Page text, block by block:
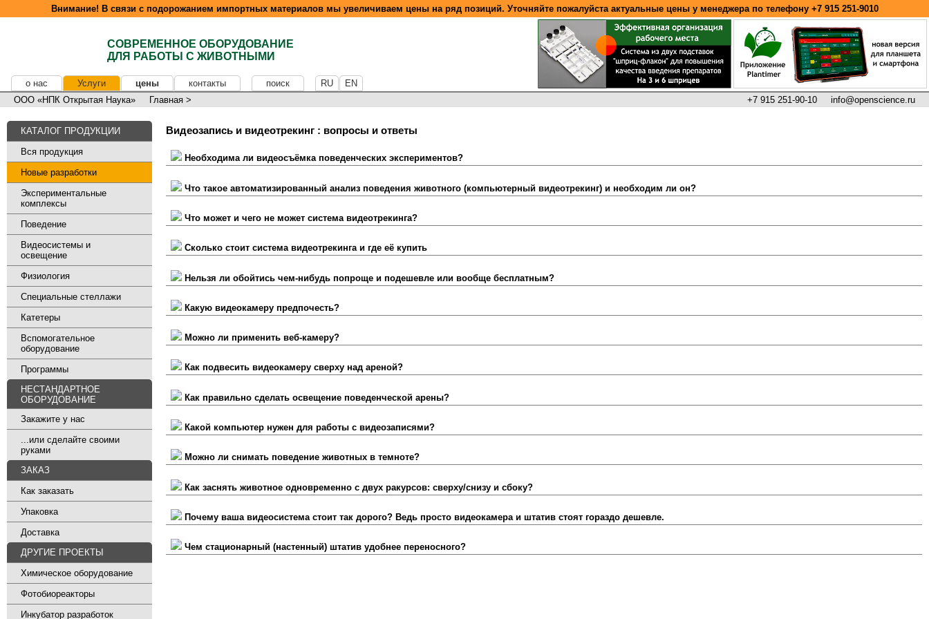
Внимание! В связи с подорожанием импортных материалов мы увеличиваем цены на ряд позиций. Уточняйте пожалуйста актуальные цены у менеджера по телефону +7 915 251-9010
СОВРЕМЕННОЕ ОБОРУДОВАНИЕ
ДЛЯ РАБОТЫ С ЖИВОТНЫМИ
о нас Услуги цены контакты поиск RU
EN
info@openscience.ru
+7 915 251-90-10
ООО «НПК Открытая Наука» Главная >
КАТАЛОГ ПРОДУКЦИИ
Вся продукция
Новые разработки
Экспериментальные
комплексы
Поведение
Видеосистемы и
освещение
Физиология
Специальные стеллажи
Катетеры
Вспомогательное
оборудование
Программы
НЕСТАНДАРТНОЕ
ОБОРУДОВАНИЕ
Закажите у нас
...или сделайте своими
руками
ЗАКАЗ
Как заказать
Упаковка
Доставка
ДРУГИЕ ПРОЕКТЫ
Химическое оборудование
Фотобиореакторы
Инкубатор разработок
Видеозапись и видеотрекинг : вопросы и ответы
Необходима ли видеосъёмка поведенческих экспериментов?
Что такое автоматизированный анализ поведения животного (компьютерный видеотрекинг) и необходим ли он?
Что может и чего не может система видеотрекинга?
Сколько стоит система видеотрекинга и где её купить
Нельзя ли обойтись чем-нибудь попроще и подешевле или вообще бесплатным?
Какую видеокамеру предпочесть?
Можно ли применить веб-камеру?
Как подвесить видеокамеру сверху над ареной?
Как правильно сделать освещение поведенческой арены?
Какой компьютер нужен для работы с видеозаписями?
Можно ли снимать поведение животных в темноте?
Как заснять животное одновременно с двух ракурсов: сверху/снизу и сбоку?
Почему ваша видеосистема стоит так дорого? Ведь просто видеокамера и штатив стоят гораздо дешевле.
Чем стационарный (настенный) штатив удобнее переносного?